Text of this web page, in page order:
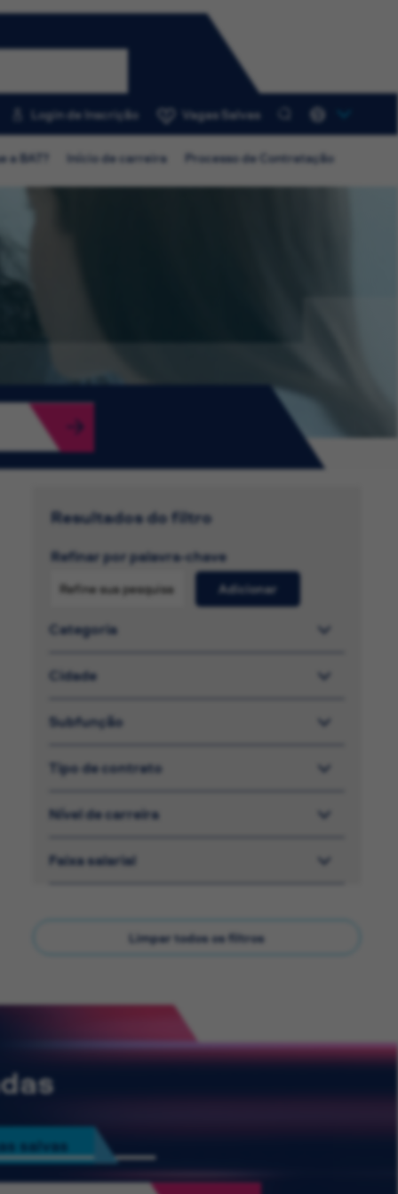
Login de Inscrição Vagas Salvas
a BAT? Início de carreira Processo de Contratação
Resultados do filtro
Refinar por palavra-chave
Adicionar
Categoria
Cidade
Subfunção
Tipo de contrato
Nível de carreira
Faixa salarial
Limpar todos os filtros
salvas